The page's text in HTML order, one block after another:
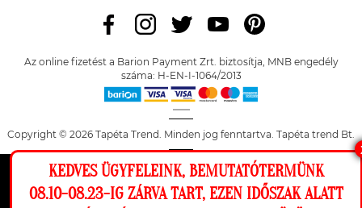
Ez a weboldal cookie-kat használ, hogy a
Az online fizetést a Barion Payment Zrt. biztosítja, MNB engedély
száma: H-EN-I-1064/2013
Copyright © 2026 Tapéta Trend. Minden jog fenntartva. Tapéta trend Bt.
KEDVES ÜGYFELEINK, BEMUTATÓTERMÜNK
08.10-08.23-IG ZÁRVA TART, EZEN IDŐSZAK ALATT